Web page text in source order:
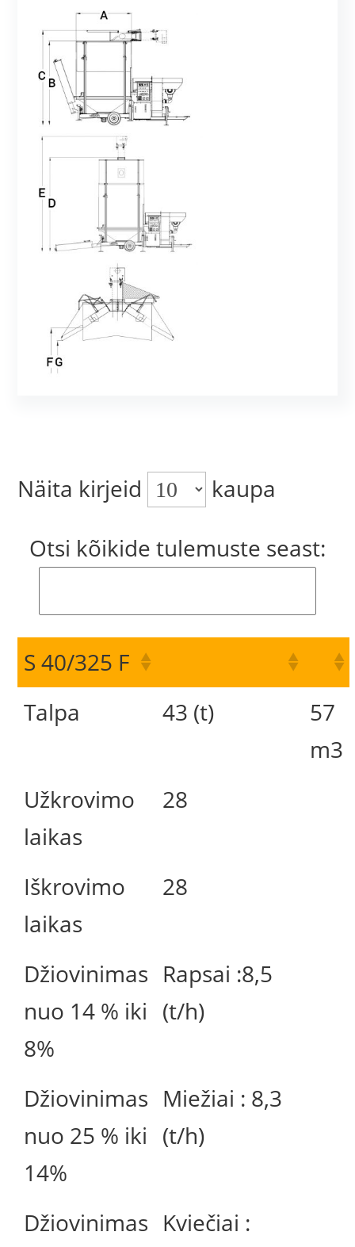
Näita kirjeid
kaupa
Otsi kõikide tulemuste seast:
S 40/325 F
Talpa
43 (t)
57
m3
Užkrovimo
laikas
28
Iškrovimo
laikas
28
Džiovinimas
nuo 14 % iki
8%
Rapsai :8,5
(t/h)
Džiovinimas
nuo 25 % iki
14%
Miežiai : 8,3
(t/h)
Džiovinimas Kviečiai :